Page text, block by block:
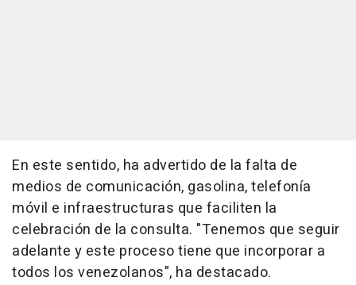
En este sentido, ha advertido de la falta de
medios de comunicación, gasolina, telefonía
móvil e infraestructuras que faciliten la
celebración de la consulta. "Tenemos que seguir
adelante y este proceso tiene que incorporar a
todos los venezolanos", ha destacado.